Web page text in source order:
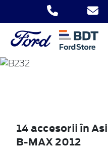
B-MAX
14 accesorii în
B-MAX 2012